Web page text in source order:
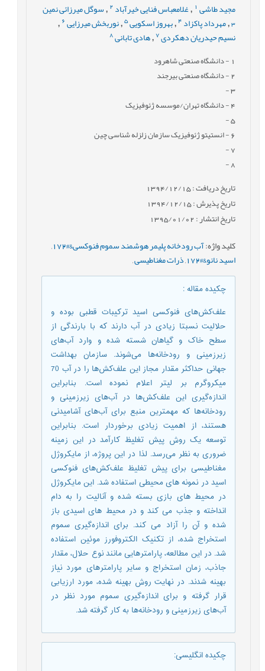
مجید طاشی , غلامعباس فنایی خیرآباد 2
, سوگل میرزائی نمین
3
,مهرداد پاکزاد 4
,بهروز اسکویی 5
,نوربخش میرزایی ,
نسیم حیدریان دهکردی 7
,هادی تابانی 8
- دانشگاه صنعتی شاهرود
2- دانشگاه صنعتی بیرجند
3
-
4- دانشگاه تهران/موسسه ژئوفیزیک
5
-
6- انستیتو ژئوفیزیک سازمان زلزله شناسی چین
7
-
8
-
تاریخ دریافت : 1394/12/15
تاریخ پذیرش : 1394/12/15
تاریخ انتشار : 1395/01/02
کلید واژه:آب رودخانه پلیمر هوشمند سموم فنوکسی&#172
,
اسید نانو&#172
,ذرات مغناطیسی,
چکیده مقاله:
علف‌کش‌های فنوکسی اسید ترکیبات قطبی بوده و
حلالیت نسبتا زیادی در آب دارند که با بارندگی از
سطح خاک و گیاهان شسته شده و وارد آب‌های
زیرزمینی و رودخانه‌ها می‌شوند. سازمان بهداشت
جهانی حداکثر مقدار مجاز این علف‌کش‌ها را در آب 70
میکروگرم بر لیتر اعلام نموده ‌است. بنابراین
اندازه‌گیری این علف‌کش‌ها در آب‌های زیرزمینی و
رودخانه‌ها که مهمترین منبع برای آب‌های آشامیدنی
هستند، از اهمیت زیادی برخوردار است. بنابراین
توسعه‌ یک روش پیش تغلیظ کارآمد در این زمینه
ضروری به نظر می‌رسد. لذا در این پروژه، از مایکروژل
مغناطیسی برای پیش تغلیظ علف‌کش‌های فنوکسی
اسید در نمونه های محیطی استفاده شد. این مایکروژل
در محیط های بازی بسته شده و آنالیت را به دام
انداخته و جذب می کند و در محیط های اسیدی باز
شده و آن را آزاد می کند. برای اندازه‌گیری سموم
استخراج شده، از تکنیک الکتروفورز موئین استفاده
شد. در این مطالعه، پارامترهایی مانند نوع حلال، مقدار
جاذب، زمان استخراج و سایر پارامترهای مورد نیاز
بهینه شدند. در نهایت روش بهینه شده، مورد ارزیابی
قرار گرفته و برای اندازه‌گیری سموم مورد نظر در
آب‌های زیرزمینی و رودخانه‌ها به کار گرفته شد.
چکیده انگلیسی: